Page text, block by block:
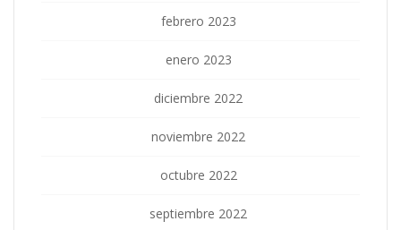
febrero 2023
enero 2023
diciembre 2022
noviembre 2022
octubre 2022
septiembre 2022